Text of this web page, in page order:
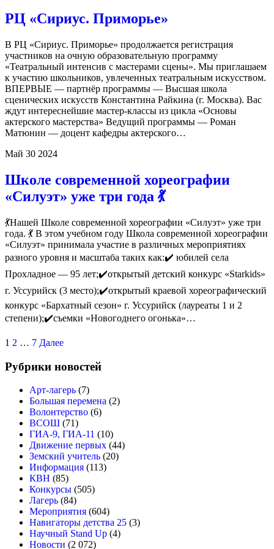
РЦ «Сириус. Приморье»
В РЦ «Сириус. Приморье» продолжается регистрация
участников на очную образовательную программу
«Театральный интенсив с мастерами сцены». Мы приглашаем
к участию школьников, увлеченных театральным искусством.
ВПЕРВЫЕ — партнёр программы — Высшая школа
сценических искусств Константина Райкина (г. Москва). Вас
ждут интереснейшие мастер-классы из цикла «Основы
актерского мастерства» Ведущий программы — Роман
Матюнин — доцент кафедры актерского…
Май 30 2024
Школе современной хореографии
«Силуэт» уже три года 💃
💃Нашей Школе современной хореографии «Силуэт» уже три
года. 💃 В этом учебном году Школа современной хореографии
«Силуэт» принимала участие в различных мероприятиях
разного уровня и масштаба таких как:✔️ юбилей села
Прохладное — 95 лет;✔️открытый детский конкурс «Starkids»
г. Уссурийск (3 место);✔️открытый краевой хореографический
конкурс «Бархатный сезон» г. Уссурийск (лауреаты 1 и 2
степени);✔️съемки «Новогоднего огонька»…
1 2 … 7 Далее
Рубрики новостей
Арт-лагерь (7)
Большая перемена (2)
Волонтерство (6)
ВСОШ (71)
ГИА-9, ГИА-11 (10)
Движение первых (44)
Земский учитель (20)
Информация (113)
КВН (85)
Конкурсы (505)
Лагерь (84)
Мероприятия (604)
Навигаторы детства 25 (3)
Научный Stand Up (4)
Новости (2 072)